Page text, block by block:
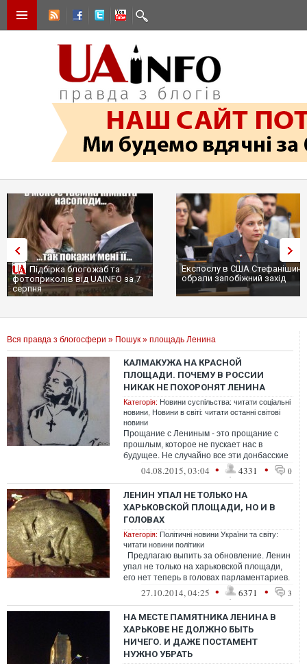
Підбірка блогожаб та
фотоприколів від UAINFO за 7
серпня
Експослу в США
обрали запобіжний захід
Вся правда з блогосфери » Пошук » площадь Ленина
КАЛМАКУЖА НА КРАСНОЙ
ПЛОЩАДИ. ПОЧЕМУ В РОССИИ
НИКАК НЕ ПОХОРОНЯТ ЛЕНИНА
Категорія: Новини суспільства: читати соціальні
новини Новини в світі: читати останні світові
новини
Прощание с Лениным - это прощание с
прошлым, которое не пускает нас в
будущее. Не случайно все эти донбасские
и крымские сепаратисты лелеют
04.08.2015, 03:04 • 4331 • 0
ЛЕНИН УПАЛ НЕ ТОЛЬКО НА
ХАРЬКОВСКОЙ ПЛОЩАДИ, НО И В
ГОЛОВАХ
Категорія: Політичні новини України та світу:
читати новини політики
Предлагаю выпить за обновление. Ленин
упал не только на харьковской площади,
его нет теперь в головах парламентариев.
Очень хорошо, что в парл...
27.10.2014, 04:25 • 6371 • 3
НА МЕСТЕ ПАМЯТНИКА ЛЕНИНА В
ХАРЬКОВЕ НЕ ДОЛЖНО БЫТЬ
НИЧЕГО. И ДАЖЕ ПОСТАМЕНТ
НУЖНО УБРАТЬ